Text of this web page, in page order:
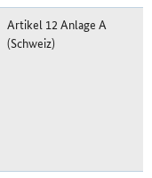
Artikel 12 Anlage A
(Schweiz)